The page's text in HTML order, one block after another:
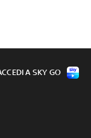
A SKY GO